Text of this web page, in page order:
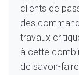
clients de
des
travaux
à cette
de savoir-